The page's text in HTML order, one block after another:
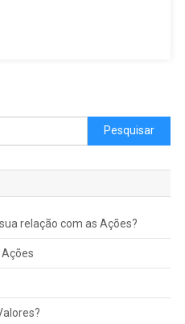
Pesquisar por:
relação com as Ações?